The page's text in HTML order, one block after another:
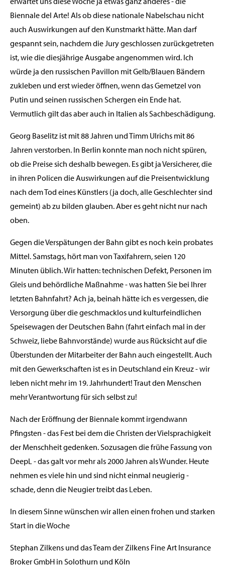
Biennale del Arte! Als ob diese nationale Nabelschau nicht
auch Auswirkungen auf den Kunstmarkt hätte. Man darf
gespannt sein, nachdem die Jury geschlossen zurückgetreten
ist, wie die diesjährige Ausgabe angenommen wird. Ich
würde ja den russischen Pavillon mit Gelb/Blauen Bändern
zukleben und erst wieder öffnen, wenn das Gemetzel von
Putin und seinen russischen Schergen ein Ende hat.
Vermutlich gilt das aber auch in Italien als Sachbeschädigung.
Georg Baselitz ist mit 88 Jahren und Timm Ulrichs mit 86
Jahren verstorben. In Berlin konnte man noch nicht spüren,
ob die Preise sich deshalb bewegen. Es gibt ja Versicherer, die
in ihren Policen die Auswirkungen auf die Preisentwicklung
nach dem Tod eines Künstlers (ja doch, alle Geschlechter sind
gemeint) ab zu bilden glauben. Aber es geht nicht nur nach
oben.
Gegen die Verspätungen der Bahn gibt es noch kein probates
Mittel. Samstags, hört man von Taxifahrern, seien 120
Minuten üblich. Wir hatten: technischen Defekt, Personen im
Gleis und behördliche Maßnahme - was hatten Sie bei Ihrer
letzten Bahnfahrt? Ach ja, beinah hätte ich es vergessen, die
Versorgung über die geschmacklos und kulturfeindlichen
Speisewagen der Deutschen Bahn (fahrt einfach mal in der
Schweiz, liebe Bahnvorstände) wurde aus Rücksicht auf die
Überstunden der Mitarbeiter der Bahn auch eingestellt. Auch
mit den Gewerkschaften ist es in Deutschland ein Kreuz - wir
leben nicht mehr im 19. Jahrhundert! Traut den Menschen
mehr Verantwortung für sich selbst zu!
Nach der Eröffnung der Biennale kommt irgendwann
Pfingsten - das Fest bei dem die Christen der Vielsprachigkeit
der Menschheit gedenken. Sozusagen die frühe Fassung von
DeepL - das galt vor mehr als 2000 Jahren als Wunder. Heute
nehmen es viele hin und sind nicht einmal neugierig -
schade, denn die Neugier treibt das Leben.
In diesem Sinne wünschen wir allen einen frohen und starken
Start in die Woche
Stephan Zilkens und das Team der Zilkens Fine Art Insurance
Broker GmbH in Solothurn und Köln